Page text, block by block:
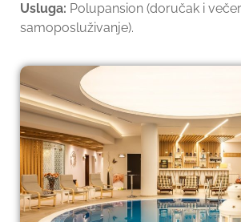
Usluga: Polupansion (doručak i
samoposluživanje).